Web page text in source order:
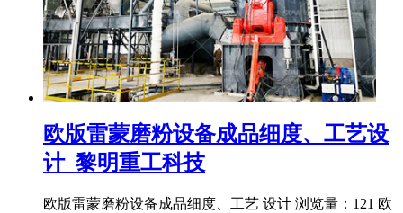
欧版雷蒙磨粉设备成品细度、工艺设
计_黎明重工科技
欧版雷蒙磨粉设备成品细度、工艺 设计 浏览量：121 欧